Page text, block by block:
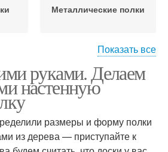
Металлические полки
Картонные полки
Полки из дерева
Показать все
руками. Делаем
настенную
размеры и форму полки
из дерева — приступайте к